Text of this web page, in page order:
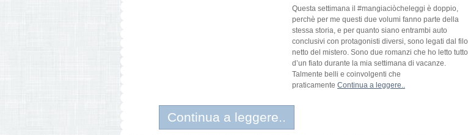
Questa settimana il #mangiaciòcheleggi è doppio,
perchè per me questi due volumi fanno parte della
stessa storia, e per quanto siano entrambi auto
conclusivi con protagonisti diversi, sono legati dal filo
netto del mistero. Sono due romanzi che ho letto tutto
d’un fiato durante la mia settimana di vacanze.
Talmente belli e coinvolgenti che
praticamente Continua a leggere..
Continua a leggere..